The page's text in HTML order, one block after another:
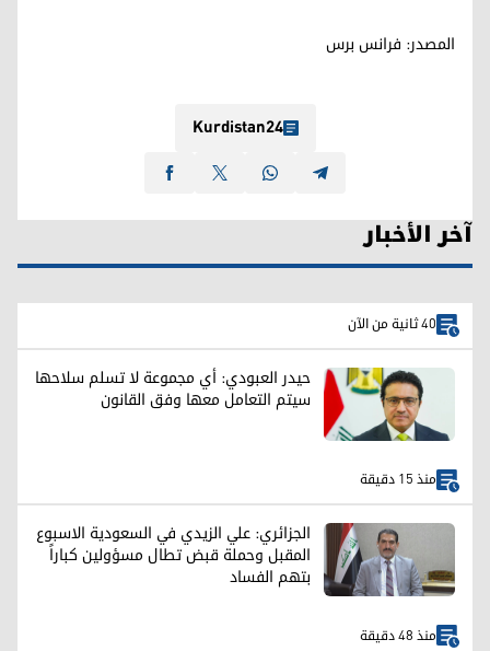
المصدر: فرانس برس
Kurdistan24
آخر الأخبار
40 ثانية من الآن
حيدر العبودي: أي مجموعة لا تسلم سلاحها
سيتم التعامل معها وفق القانون
منذ 15 دقيقة
الجزائري: علي الزيدي في السعودية الاسبوع
المقبل وحملة قبض تطال مسؤولين كباراً
بتهم الفساد
منذ 48 دقيقة